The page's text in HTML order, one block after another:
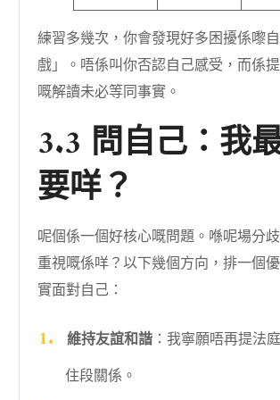
練習多幾次，你會發現好多困擾係嚟
戲」。唔係叫你否認自己感受，而係
嘅解讀未必等同事實。
3.3 問自己：我
要咩？
呢個係一個好核心嘅問題。喺呢場分
重視嘅係咩？以下幾個方向，排一個
實面對自己：
維持友誼和諧：我寧願唔再提法
住段關係。